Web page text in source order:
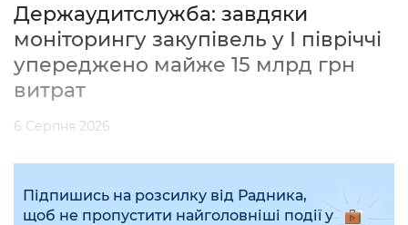
Держаудитслужба: завдяки
моніторингу закупівель у І півріччі
упереджено майже 15 млрд грн
витрат
6 Серпня 2026
Підпишись на розсилку від Радника,
щоб не пропустити найголовніші події у